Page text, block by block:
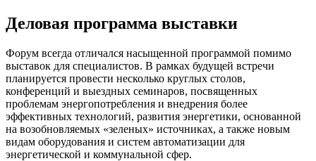
Деловая программа выставки
Форум всегда отличался насыщенной программой помимо
выставок для специалистов. В рамках будущей встречи
планируется провести несколько круглых столов,
конференций и выездных семинаров, посвященных
проблемам энергопотребления и внедрения более
эффективных технологий, развития энергетики, основанной
на возобновляемых «зеленых» источниках, а также новым
видам оборудования и систем автоматизации для
энергетической и коммунальной сфер.